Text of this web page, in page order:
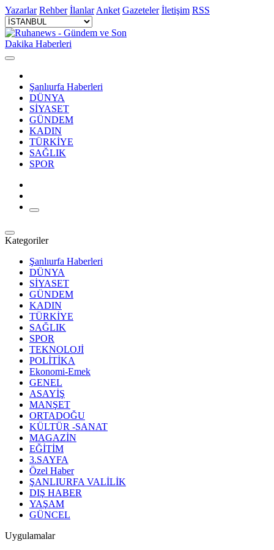
Yazarlar Rehber İlanlar Anket Gazeteler İletişim RSS
Şanlıurfa Haberleri
DÜNYA
SİYASET
GÜNDEM
KADIN
TÜRKİYE
SAĞLIK
SPOR
Kategoriler
Şanlıurfa Haberleri
DÜNYA
SİYASET
GÜNDEM
KADIN
TÜRKİYE
SAĞLIK
SPOR
TEKNOLOJİ
POLİTİKA
Ekonomi-Emek
GENEL
ASAYİŞ
MANŞET
ORTADOĞU
KÜLTÜR -SANAT
MAGAZİN
EĞİTİM
3.SAYFA
Özel Haber
ŞANLIURFA VALİLİK
DIŞ HABER
YAŞAM
GÜNCEL
Uygulamalar